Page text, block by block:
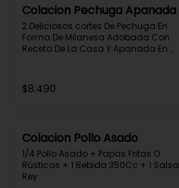
Colacion Pechuga Apanada
2 Deliciosos cortes De Pechuga En
Forma De Milanesa Adobada Con
Receta De La Casa Y Apanada En
$8.490
Colacion Pollo Asado
1/4 Pollo Asado + Papas Fritas O
Rústicas + 1 Bebida 350Cc + 1 Salsa
Rey.